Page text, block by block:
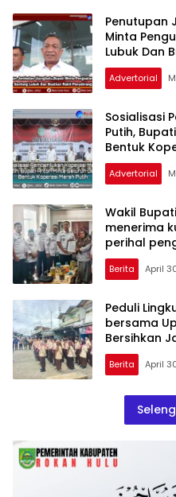
Penutupan
Minta
Lubuk Dan
Advertorial
Sosialisasi
Putih,
Bentuk
Advertorial
Wakil
menerima
perihal
pilkada
Berita April
Peduli
bersama
Bersihkan
Kabun
Berita April